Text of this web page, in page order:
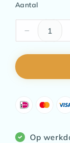
Aantal
Aantal
voor
pack)
Op